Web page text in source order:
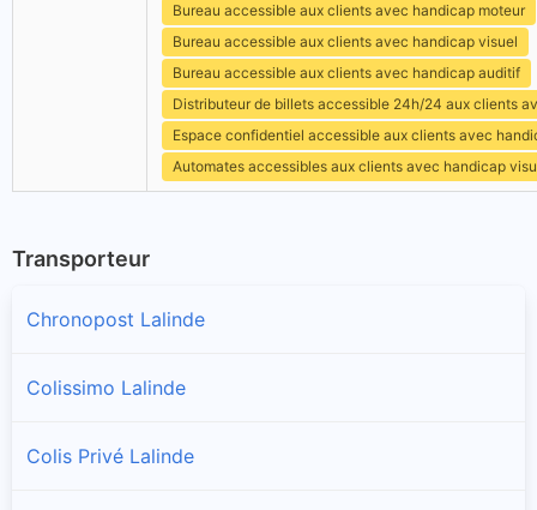
Bureau accessible aux clients avec handicap moteur
Bureau accessible aux clients avec handicap visuel
Bureau accessible aux clients avec handicap auditif
Distributeur de billets accessible 24h/24 aux clients
Espace confidentiel accessible aux clients avec
Automates accessibles aux clients avec handicap
Transporteur
Chronopost Lalinde
Colissimo Lalinde
Colis Privé Lalinde